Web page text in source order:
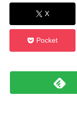
X
Pocket